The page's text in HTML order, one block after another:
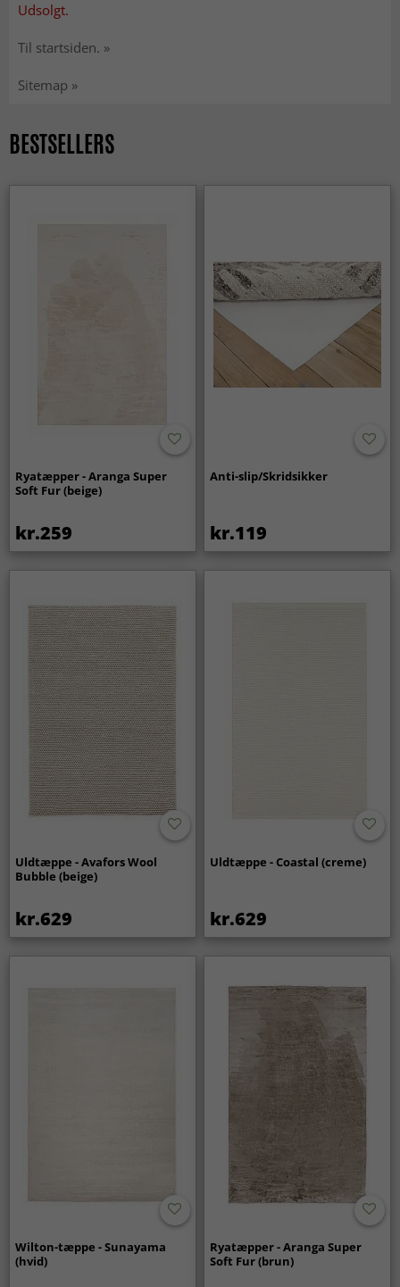
Udsolgt.
Til startsiden. »
Sitemap »
BESTSELLERS
Ryatæpper - Aranga Super
Soft Fur (beige)
kr.259
Anti-slip/Skridsikker
kr.119
Uldtæppe - Avafors Wool
Bubble (beige)
kr.629
Uldtæppe - Coastal (creme)
kr.629
Wilton-tæppe - Sunayama
(hvid)
Ryatæpper - Aranga Super
Soft Fur (brun)